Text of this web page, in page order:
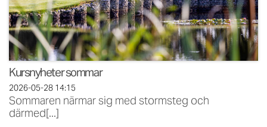
Kursnyheter sommar
2026-05-2814:15
Sommaren närmar sig med stormsteg och
därmed[...]